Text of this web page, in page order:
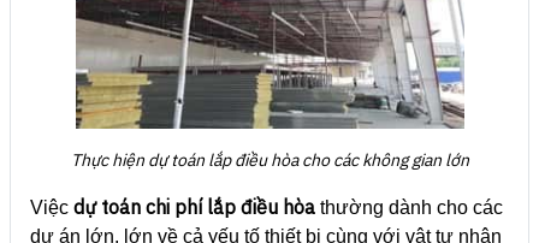
Thực hiện dự toán lắp điều hòa cho các không gian lớn
Việc dự toán chi phí lắp điều hòa thường dành cho các
dự án lớn, lớn về cả yếu tố thiết bị cùng với vật tư nhân